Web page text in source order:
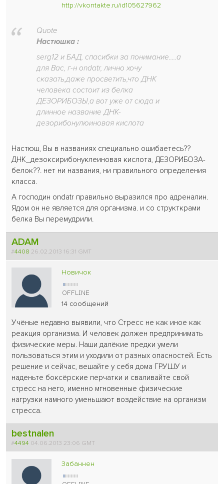
http://vkontakte.ru/id105627962
Quote
Настюшка :
serg12 и БАД, спасибки за понимание.....а
для Вас, г-н ondatr, лично хочу
сказать,даже просветить,что ДНК
человека состоит из белка
ДЕЗОРИБОЗЫ,а вот уже от сюда и
длинное название ДНК-
дезорибонулюиновая кислота
Настюш, Вы в названиях специально ошибаетесь??
ДНК_дезоксирибонуклеиновая кислота, ДЕЗОРИБОЗА-
белок??. нет ни названия, ни правильного определения
класса.
А господин ondatr правильно выразился про адреналин.
Ядом он не является для организма. и со структкрами
белка Вы перемудрили.
ADAM
#4408 26.02.2013 16:31 GMT
Новичок
14 сообщений
Учёные недавно выявили, что Стресс не как иное как
реакция организма. И человек должен предпринимать
физические меры. Наши далёкие предки умели
пользоваться этим и уходили от разных опасностей. Есть
решение и сейчас, вешайте у себя дома ГРУШУ и
наденьте боксёрские перчатки и сваливайте свой
стресс на него, именно мгновенные физические
нагрузки намного уменьшают воздействие на организм
стресса.
bestnalen
#4494 04.06.2013 23:06 GMT
Забаннен